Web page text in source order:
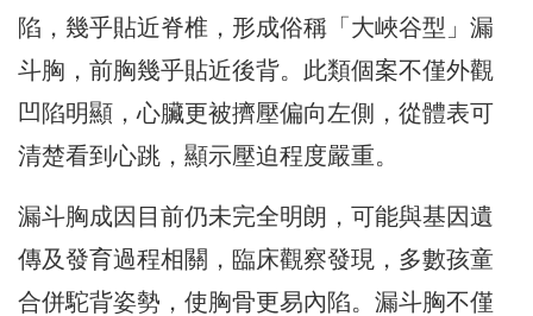
陷，幾乎貼近脊椎，形成俗稱「大峽谷型」漏
斗胸，前胸幾乎貼近後背。此類個案不僅外觀
凹陷明顯，心臟更被擠壓偏向左側，從體表可
清楚看到心跳，顯示壓迫程度嚴重。
漏斗胸成因目前仍未完全明朗，可能與基因遺
傳及發育過程相關，臨床觀察發現，多數孩童
合併駝背姿勢，使胸骨更易內陷。漏斗胸不僅